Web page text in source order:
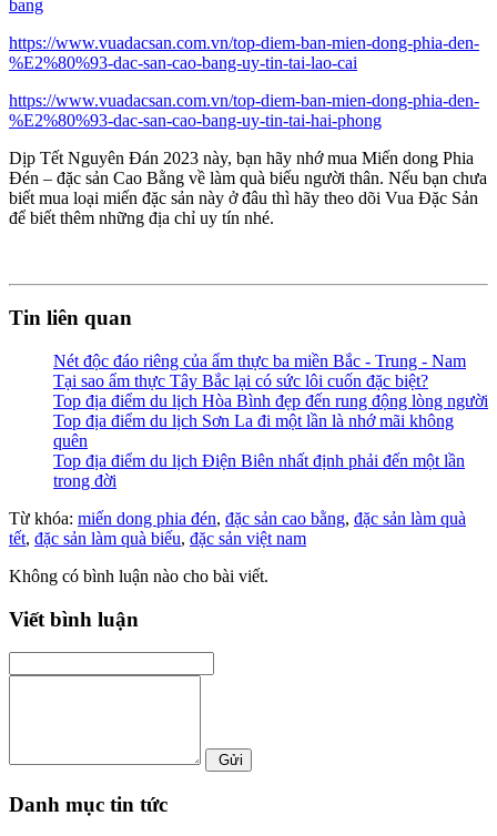
bang
https://www.vuadacsan.com.vn/top-diem-ban-mien-dong-phia-den-
%E2%80%93-dac-san-cao-bang-uy-tin-tai-lao-cai
https://www.vuadacsan.com.vn/top-diem-ban-mien-dong-phia-den-
%E2%80%93-dac-san-cao-bang-uy-tin-tai-hai-phong
Dịp Tết Nguyên Đán 2023 này, bạn hãy nhớ mua Miến dong Phia
Đén – đặc sản Cao Bằng về làm quà biếu người thân. Nếu bạn chưa
biết mua loại miến đặc sản này ở đâu thì hãy theo dõi Vua Đặc Sản
để biết thêm những địa chỉ uy tín nhé.
Tin liên quan
Nét độc đáo riêng của ẩm thực ba miền Bắc - Trung - Nam
Tại sao ẩm thực Tây Bắc lại có sức lôi cuốn đặc biệt?
Top địa điểm du lịch Hòa Bình đẹp đến rung động lòng người
Top địa điểm du lịch Sơn La đi một lần là nhớ mãi không
quên
Top địa điểm du lịch Điện Biên nhất định phải đến một lần
trong đời
Từ khóa: miến dong phia đén, đặc sản cao bằng, đặc sản làm quà
tết, đặc sản làm quà biếu, đặc sản việt nam
Không có bình luận nào cho bài viết.
Viết bình luận
Gửi
Danh mục tin tức